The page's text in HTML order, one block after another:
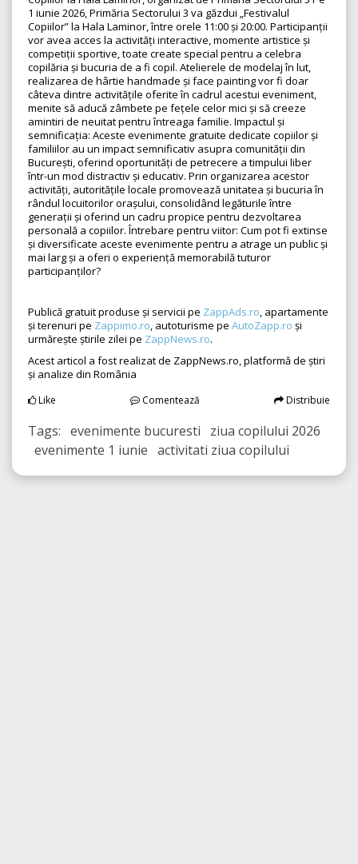
1 iunie 2026, Primăria Sectorului 3 va găzdui „Festivalul
Copiilor” la Hala Laminor, între orele 11:00 și 20:00. Participanții
vor avea acces la activități interactive, momente artistice și
competiții sportive, toate create special pentru a celebra
copilăria și bucuria de a fi copil. Atelierele de modelaj în lut,
realizarea de hârtie handmade și face painting vor fi doar
câteva dintre activitățile oferite în cadrul acestui eveniment,
menite să aducă zâmbete pe fețele celor mici și să creeze
amintiri de neuitat pentru întreaga familie. Impactul și
semnificația: Aceste evenimente gratuite dedicate copiilor și
familiilor au un impact semnificativ asupra comunității din
București, oferind oportunități de petrecere a timpului liber
într-un mod distractiv și educativ. Prin organizarea acestor
activități, autoritățile locale promovează unitatea și bucuria în
rândul locuitorilor orașului, consolidând legăturile între
generații și oferind un cadru propice pentru dezvoltarea
personală a copiilor. Întrebare pentru viitor: Cum pot fi extinse
și diversificate aceste evenimente pentru a atrage un public și
mai larg și a oferi o experiență memorabilă tuturor
participanților?
Publică gratuit produse și servicii pe ZappAds.ro, apartamente
și terenuri pe Zappimo.ro, autoturisme pe AutoZapp.ro și
urmărește știrile zilei pe ZappNews.ro.
Acest articol a fost realizat de ZappNews.ro, platformă de știri
și analize din România
Like Comentează Distribuie
Tags: evenimente bucuresti ziua copilului 2026
evenimente 1 iunie activitati ziua copilului